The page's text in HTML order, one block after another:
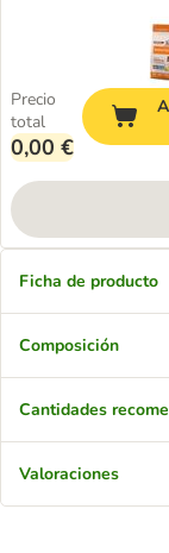
Precio
total
0,00 €
Ficha de producto
Composición
Cantidades
Valoraciones